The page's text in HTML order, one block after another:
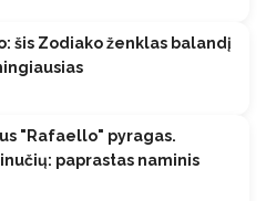
šis Zodiako ženklas balandį
"Rafaello" pyragas.
paprastas naminis